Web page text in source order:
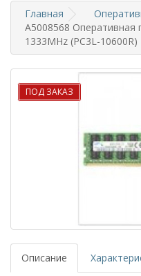
Главная
A5008568 Оперативная
1333MHz (PC3L-10600R)
ПОД ЗАКАЗ
Описание